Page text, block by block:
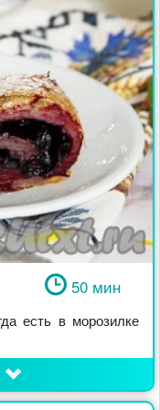
50 мин
есть в морозилке